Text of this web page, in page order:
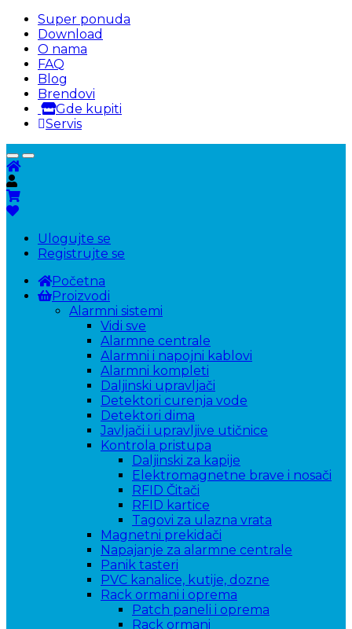
Super ponuda
Download
O nama
FAQ
Blog
Brendovi
Gde kupiti
Servis
Ulogujte se
Registrujte se
Početna
Proizvodi
Alarmni sistemi
Vidi sve
Alarmne centrale
Alarmni i napojni kablovi
Alarmni kompleti
Daljinski upravljači
Detektori curenja vode
Detektori dima
Javljači i upravljive utičnice
Kontrola pristupa
Daljinski za kapije
Elektromagnetne brave i nosači
RFID Čitači
RFID kartice
Tagovi za ulazna vrata
Magnetni prekidači
Napajanje za alarmne centrale
Panik tasteri
PVC kanalice, kutije, dozne
Rack ormani i oprema
Patch paneli i oprema
Rack ormani